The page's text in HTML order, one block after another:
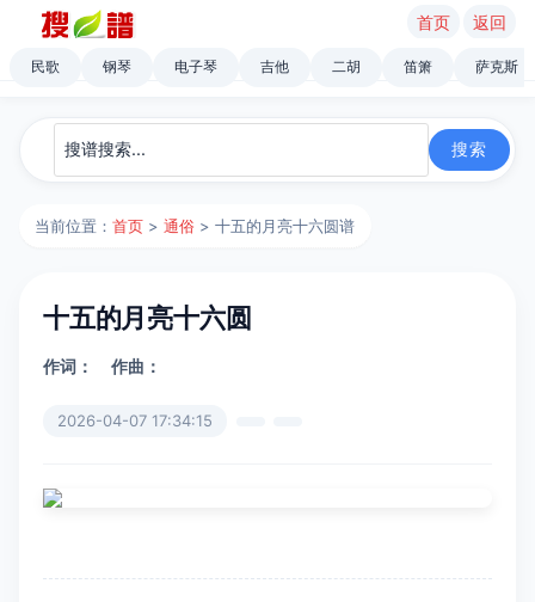
首页 返回
民歌 钢琴 电子琴 吉他 二胡 笛箫 萨克斯
当前位置：首页 >通俗 > 十五的月亮十六圆谱
十五的月亮十六圆
作词： 作曲：
2026-04-07 17:34:15